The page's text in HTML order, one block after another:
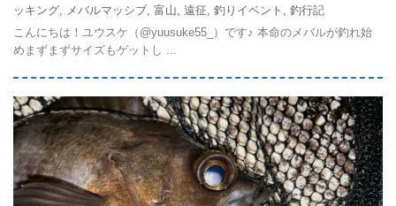
ッキング
メバルマッシブ 富山 遠征 釣りイベント
釣行記
こんにちは！ユウスケ（@yuusuke55_）です♪ 本命のメバルが釣れ始
めまずまずサイズもゲットし ...